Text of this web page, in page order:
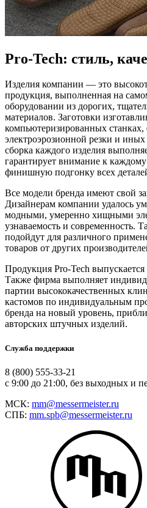
Pro-Tech: стиль,
Изделия компании — это
продукция, выполненная на
оборудовании из дорогих,
материалов. Заготовки
компьютеризированных станках,
электроэрозионной резки и
сборка каждого изделия
гарантирует внимание к
финишную подгонку всех
Все модели бренда имеют свой
Дизайнерам компании удалось
модными, умеренно хищными
узнаваемость и современность.
подойдут для различного
товаров от других
Продукция Pro-Tech
Также фирма выполняет
партии высококачественных
кастомов по индивидуальным
бренда на новый уровень,
авторских штучных изделий.
Служба поддержки
8 (800) 555-33-21
с 9:00 до 21:00, без выходных и
МСК: mm@messermeister.ru
СПБ: mm.spb@messermeister.ru